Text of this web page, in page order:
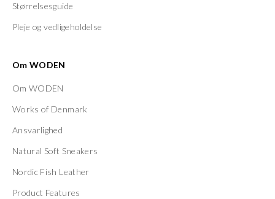
Størrelsesguide
Pleje og vedligeholdelse
Om WODEN
Om WODEN
Works of Denmark
Ansvarlighed
Natural Soft Sneakers
Nordic Fish Leather
Product Features